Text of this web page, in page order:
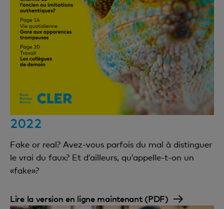
2022
Fake or real? Avez-vous parfois du mal à distinguer
le vrai du faux? Et d’ailleurs, qu’appelle-t-on un
«fake»?
Lire la version en ligne maintenant (PDF)